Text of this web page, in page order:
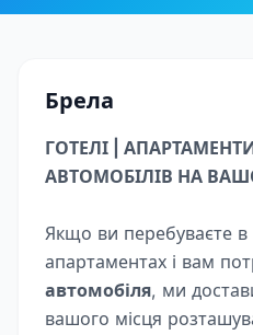
Брела
ГОТЕЛІ |
АВТОМОБІЛІВ НА
Якщо ви перебуваєте в
апартаментах і вам
автомобіля, ми
вашого місця